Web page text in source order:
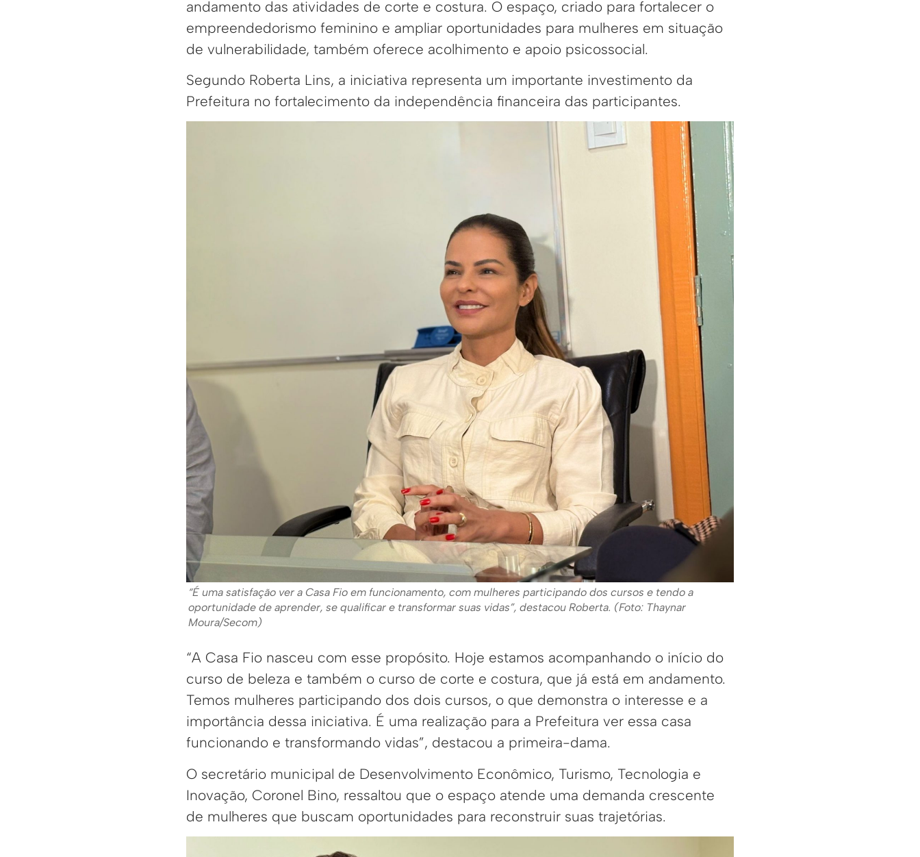
andamento das atividades de corte e costura. O espaço, criado para fortalecer o
empreendedorismo feminino e ampliar oportunidades para mulheres em situação
de vulnerabilidade, também oferece acolhimento e apoio psicossocial.
Segundo Roberta Lins, a iniciativa representa um importante investimento da
Prefeitura no fortalecimento da independência financeira das participantes.
“É uma satisfação ver a Casa Fio em funcionamento, com mulheres participando dos cursos e tendo a
oportunidade de aprender, se qualificar e transformar suas vidas”, destacou Roberta. (Foto: Thaynar
Moura/Secom)
“A Casa Fio nasceu com esse propósito. Hoje estamos acompanhando o início do
curso de beleza e também o curso de corte e costura, que já está em andamento.
Temos mulheres participando dos dois cursos, o que demonstra o interesse e a
importância dessa iniciativa. É uma realização para a Prefeitura ver essa casa
funcionando e transformando vidas”, destacou a primeira-dama.
O secretário municipal de Desenvolvimento Econômico, Turismo, Tecnologia e
Inovação, Coronel Bino, ressaltou que o espaço atende uma demanda crescente
de mulheres que buscam oportunidades para reconstruir suas trajetórias.